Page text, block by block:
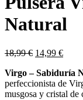
Natural
18,99€ El
original
era:
18,99 €.
14,99 €El
es:
Virgo – Sabiduría
perfeccionista de
musgosa y cristal